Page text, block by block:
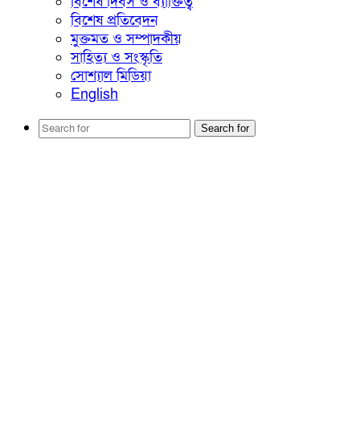
বিশেষ প্রতিবেদন
মুক্তমত ও সম্পাদকীয়
সাহিত্য ও সংস্কৃতি
সোশ্যাল মিডিয়া
English
Search for